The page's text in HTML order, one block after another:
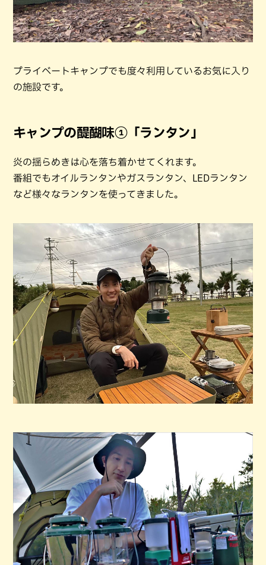
プライベートキャンプでも度々利用しているお気に入り
の施設です。
キャンプの醍醐味①「ランタン」
炎の揺らめきは心を落ち着かせてくれます。
番組でもオイルランタンやガスランタン、LEDランタン
など様々なランタンを使ってきました。